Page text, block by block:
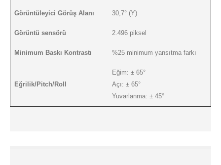
Görüntüleyici Görüş Alanı 30,7° (Y)
Görüntü sensörü 2.496 piksel
Minimum Baskı Kontrastı %25 minimum yansıtma farkı
Eğrilik/Pitch/Roll
Eğim: ± 65°
Açı: ± 65°
Yuvarlanma: ± 45°